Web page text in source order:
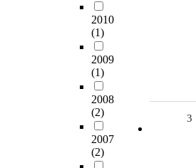
2010
(1)
2009
(1)
2008
(2)
2007
(2)
3